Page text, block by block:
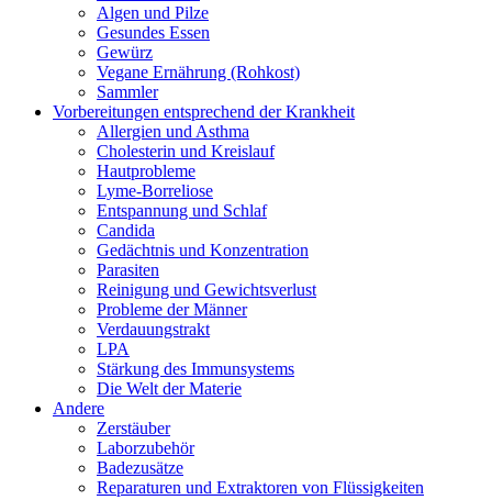
Algen und Pilze
Gesundes Essen
Gewürz
Vegane Ernährung (Rohkost)
Sammler
Vorbereitungen entsprechend der Krankheit
Allergien und Asthma
Cholesterin und Kreislauf
Hautprobleme
Lyme-Borreliose
Entspannung und Schlaf
Candida
Gedächtnis und Konzentration
Parasiten
Reinigung und Gewichtsverlust
Probleme der Männer
Verdauungstrakt
LPA
Stärkung des Immunsystems
Die Welt der Materie
Andere
Zerstäuber
Laborzubehör
Badezusätze
Reparaturen und Extraktoren von Flüssigkeiten